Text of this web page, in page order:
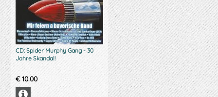
CD: Spider Murphy Gang - 30
Jahre Skandal!
€10.00